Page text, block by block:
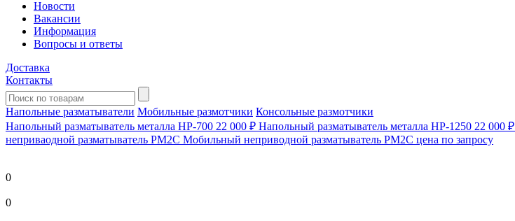
Новости
Вакансии
Информация
Вопросы и ответы
Доставка
Контакты
Напольные разматыватели Мобильные размотчики Консольные размотчики
Напольный разматыватель металла HP-700 22 000 ₽ Напольный разматыватель металла HP-1250 22 000 ₽
непривaодной разматыватель РМ2С Мобильный неприводной разматыватель РМ2С цена по запросу
0
0